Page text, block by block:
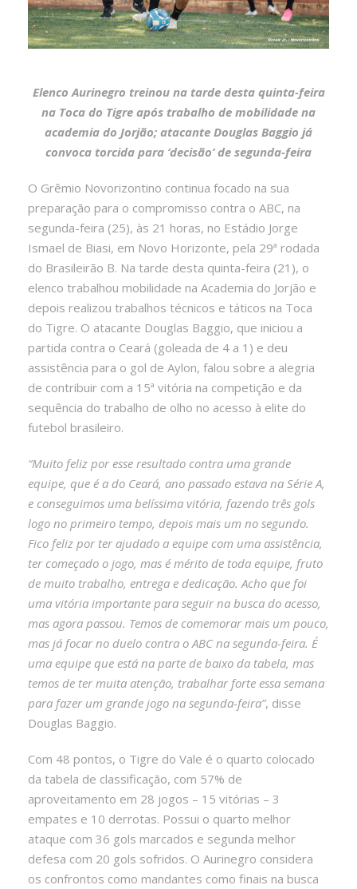
Elenco Aurinegro treinou na tarde desta quinta-feira
na Toca do Tigre após trabalho de mobilidade na
academia do Jorjão; atacante Douglas Baggio já
convoca torcida para ‘decisão’ de segunda-feira
O Grêmio Novorizontino continua focado na sua
preparação para o compromisso contra o ABC, na
segunda-feira (25), às 21 horas, no Estádio Jorge
Ismael de Biasi, em Novo Horizonte, pela 29ª rodada
do Brasileirão B. Na tarde desta quinta-feira (21), o
elenco trabalhou mobilidade na Academia do Jorjão e
depois realizou trabalhos técnicos e táticos na Toca
do Tigre. O atacante Douglas Baggio, que iniciou a
partida contra o Ceará (goleada de 4 a 1) e deu
assistência para o gol de Aylon, falou sobre a alegria
de contribuir com a 15ª vitória na competição e da
sequência do trabalho de olho no acesso à elite do
futebol brasileiro.
“Muito feliz por esse resultado contra uma grande
equipe, que é a do Ceará, ano passado estava na Série A,
e conseguimos uma belíssima vitória, fazendo três gols
logo no primeiro tempo, depois mais um no segundo.
Fico feliz por ter ajudado a equipe com uma assistência,
ter começado o jogo, mas é mérito de toda equipe, fruto
de muito trabalho, entrega e dedicação. Acho que foi
uma vitória importante para seguir na busca do acesso,
mas agora passou. Temos de comemorar mais um pouco,
mas já focar no duelo contra o ABC na segunda-feira. É
uma equipe que está na parte de baixo da tabela, mas
temos de ter muita atenção, trabalhar forte essa semana
para fazer um grande jogo na segunda-feira”, disse
Douglas Baggio.
Com 48 pontos, o Tigre do Vale é o quarto colocado
da tabela de classificação, com 57% de
aproveitamento em 28 jogos – 15 vitórias – 3
empates e 10 derrotas. Possui o quarto melhor
ataque com 36 gols marcados e segunda melhor
defesa com 20 gols sofridos. O Aurinegro considera
os confrontos como mandantes como finais na busca